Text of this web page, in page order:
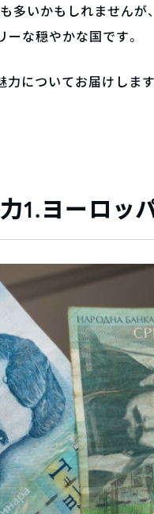
多いかもしれませんが
ーな穏やかな国です。
についてお届けします
1.ヨーロッ